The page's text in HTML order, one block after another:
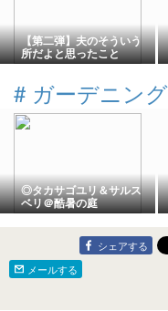
【第二弾】夫のそういう
所だよと思ったこと
# ガーデニング
◎タカサゴユリ＆サルス
ベリ＠酷暑の庭
シェアする
メールする